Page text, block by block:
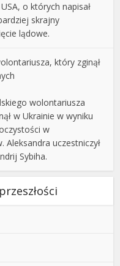
o których napisał
skrajny
lądowe.
który zginął
wolontariusza
w Ukrainie w wyniku
w
uczestniczył
Sybiha.